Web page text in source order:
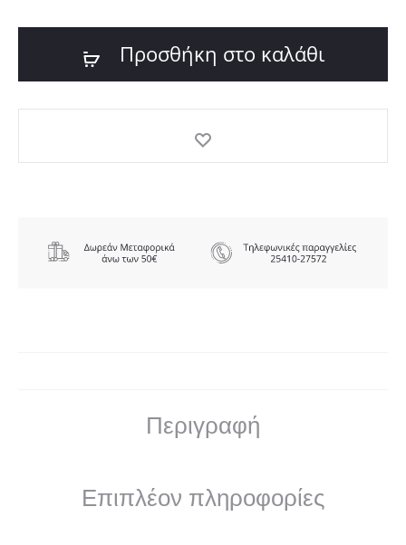
ποσότητα
Προσθήκη στο καλάθι
Περιγραφή
Επιπλέον πληροφορίες